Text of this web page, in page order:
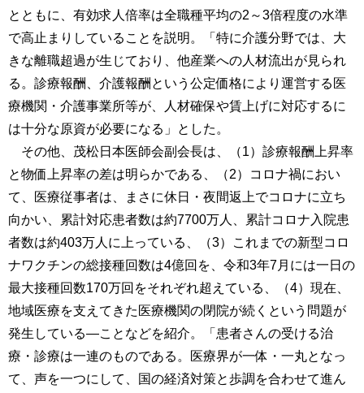
とともに、有効求人倍率は全職種平均の2～3倍程度の水準
で高止まりしていることを説明。「特に介護分野では、大
きな離職超過が生じており、他産業への人材流出が見られ
る。診療報酬、介護報酬という公定価格により運営する医
療機関・介護事業所等が、人材確保や賃上げに対応するに
は十分な原資が必要になる」とした。
その他、茂松日本医師会副会長は、（1）診療報酬上昇率
と物価上昇率の差は明らかである、（2）コロナ禍におい
て、医療従事者は、まさに休日・夜間返上でコロナに立ち
向かい、累計対応患者数は約7700万人、累計コロナ入院患
者数は約403万人に上っている、（3）これまでの新型コロ
ナワクチンの総接種回数は4億回を、令和3年7月には一日の
最大接種回数170万回をそれぞれ超えている、（4）現在、
地域医療を支えてきた医療機関の閉院が続くという問題が
発生している―ことなどを紹介。「患者さんの受ける治
療・診療は一連のものである。医療界が一体・一丸となっ
て、声を一つにして、国の経済対策と歩調を合わせて進ん